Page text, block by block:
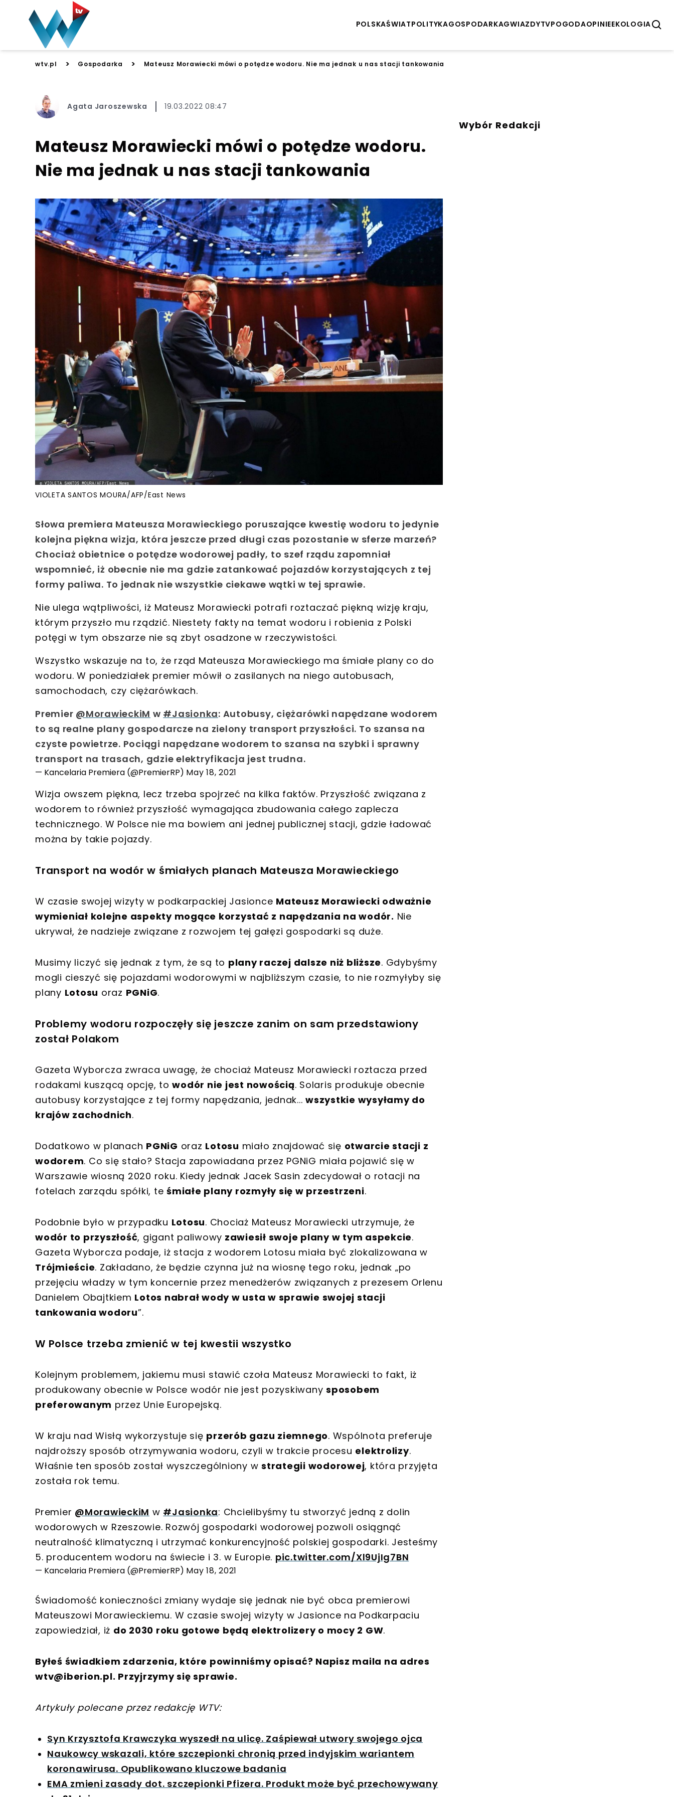
POLSKAŚWIATPOLITYKAGOSPODARKAGWIAZDYTVPOGODAOPINIEEKOLOGIA
wtv.pl > Gospodarka > Mateusz Morawiecki mówi o potędze wodoru. Nie ma jednak u nas stacji tankowania
Agata Jaroszewska 19.03.2022 08:47
Mateusz Morawiecki mówi o potędze wodoru.
Nie ma jednak u nas stacji tankowania
VIOLETA SANTOS MOURA/AFP/East News
Słowa premiera Mateusza Morawieckiego poruszające kwestię wodoru to jedynie
kolejna piękna wizja, która jeszcze przed długi czas pozostanie w sferze marzeń?
Chociaż obietnice o potędze wodorowej padły, to szef rządu zapomniał
wspomnieć, iż obecnie nie ma gdzie zatankować pojazdów korzystających z tej
formy paliwa. To jednak nie wszystkie ciekawe wątki w tej sprawie.
Nie ulega wątpliwości, iż Mateusz Morawiecki potrafi roztaczać piękną wizję kraju,
którym przyszło mu rządzić. Niestety fakty na temat wodoru i robienia z Polski
potęgiw tym obszarze nie są zbyt osadzone w rzeczywistości.
Wszystko wskazuje na to, że rząd Mateusza Morawieckiego ma śmiałe plany co do
wodoru. W poniedziałek premier mówił o zasilanych na niego autobusach,
samochodach, czy ciężarówkach.
Premier @MorawieckiM w #Jasionka: Autobusy, ciężarówki napędzane wodorem
to są realne plany gospodarcze na zielony transport przyszłości. To szansa na
czyste powietrze. Pociągi napędzane wodorem to szansa na szybki i sprawny
transport na trasach, gdzie elektryfikacja jest trudna.
— Kancelaria Premiera (@PremierRP) May 18, 2021
Wizja owszem piękna, lecz trzeba spojrzeć na kilka faktów. Przyszłość związana z
wodorem to również przyszłość wymagająca zbudowania całego zaplecza
technicznego. W Polsce nie ma bowiem ani jednej publicznej stacji, gdzie ładować
można by takie pojazdy.
Transport na wodór w śmiałych planach Mateusza Morawieckiego
W czasie swojej wizyty w podkarpackiej Jasionce Mateusz Morawiecki odważnie
wymieniał kolejne aspekty mogące korzystać z napędzania na wodór. Nie
ukrywał, że nadzieje związane z rozwojem tej gałęzi gospodarki są duże.
Musimy liczyć się jednak z tym, że są to plany raczej dalsze niż bliższe. Gdybyśmy
mogli cieszyć się pojazdami wodorowymi w najbliższym czasie, to nie rozmyłyby się
plany Lotosu oraz PGNiG.
Problemy wodoru rozpoczęły się jeszcze zanim on sam przedstawiony
został Polakom
Gazeta Wyborcza zwraca uwagę, że chociaż Mateusz Morawiecki roztacza przed
rodakami kuszącą opcję, towodór nie jest nowością. Solaris produkuje obecnie
autobusy korzystające z tej formy napędzania, jednak... wszystkie wysyłamy do
krajów zachodnich.
Dodatkowo w planach PGNiG oraz Lotosu miało znajdować się otwarcie stacji z
wodorem. Co się stało? Stacja zapowiadana przez PGNiG miała pojawić się w
Warszawie wiosną 2020 roku. Kiedy jednak Jacek Sasin zdecydował o rotacji na
fotelach zarządu spółki, te śmiałe plany rozmyły się w przestrzeni.
Podobnie było w przypadku Lotosu. Chociaż Mateusz Morawiecki utrzymuje, że
wodór to przyszłość, gigant paliwowy zawiesił swoje plany w tym aspekcie.
Gazeta Wyborcza podaje, iż stacja z wodorem Lotosu miała być zlokalizowana w
Trójmieście. Zakładano, że będzie czynna już na wiosnę tego roku, jednak „po
przejęciu władzy w tym koncernie przez menedżerów związanych z prezesem Orlenu
Danielem Obajtkiem Lotos nabrał wody w usta w sprawie swojej stacji
tankowania wodoru”.
W Polsce trzeba zmienić w tej kwestii wszystko
Kolejnym problemem, jakiemu musi stawić czoła Mateusz Morawiecki to fakt, iż
produkowany obecnie w Polsce wodór nie jest pozyskiwany sposobem
preferowanym przez Unie Europejską.
W kraju nad Wisłą wykorzystuje się przerób gazu ziemnego. Wspólnota preferuje
najdroższy sposób otrzymywania wodoru, czyli w trakcie procesu elektrolizy.
Właśnie ten sposób został wyszczególniony w strategii wodorowej, która przyjęta
została rok temu.
Premier @MorawieckiM w #Jasionka: Chcielibyśmy tu stworzyć jedną z dolin
wodorowych w Rzeszowie. Rozwój gospodarki wodorowej pozwoli osiągnąć
neutralność klimatyczną i utrzymać konkurencyjność polskiej gospodarki. Jesteśmy
5. producentem wodoru na świecie i 3. w Europie. pic.twitter.com/Xl9UjIg7BN
— Kancelaria Premiera (@PremierRP) May 18, 2021
Świadomość konieczności zmiany wydaje się jednak nie być obca premierowi
Mateuszowi Morawieckiemu. W czasie swojej wizyty w Jasionce na Podkarpaciu
zapowiedział, iż do 2030 roku gotowe będą elektrolizery o mocy 2 GW.
Byłeś świadkiem zdarzenia, które powinniśmy opisać? Napisz maila na adres
wtv@iberion.pl. Przyjrzymy się sprawie.
Artykuły polecane przez redakcję WTV:
Syn Krzysztofa Krawczyka wyszedł na ulicę. Zaśpiewał utwory swojego ojca
Naukowcy wskazali, które szczepionki chronią przed indyjskim wariantem
koronawirusa. Opublikowano kluczowe badania
EMA zmieni zasady dot. szczepionki Pfizera. Produkt może być przechowywany
Wybór Redakcji